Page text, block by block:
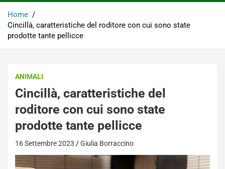
Home
Cincillà, caratteristiche del roditore con cui sono state
prodotte tante pellicce
ANIMALI
Cincillà, caratteristiche del
roditore con cui sono state
prodotte tante pellicce
16 Settembre 2023 Giulia Borraccino